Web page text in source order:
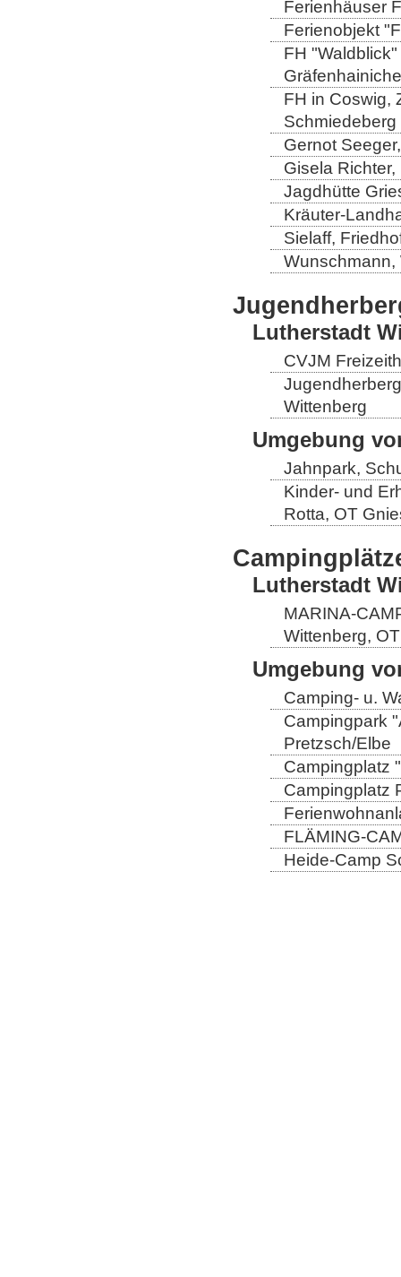
Ferienhäuser
Ferienobjekt
FH
FH in Coswig,
Schmiedeberg
Gernot
Gisela
Jagdhütte
Kräuter-
Sielaff,
Wunschmann,
Lutherstadt
CVJM
Wittenberg
Umgebung
Jahnpark,
Kinder- und
Rotta, OT
Lutherstadt
MARINA-
Wittenberg,
Umgebung
Camping- u.
Campingpark
Pretzsch/Elbe
Campingplatz
Campingplatz
FLÄMING-
Heide-Camp